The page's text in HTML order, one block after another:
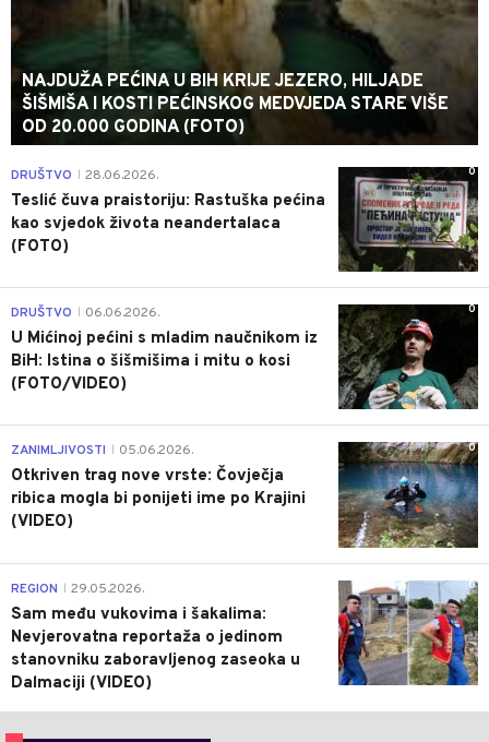
NAJDUŽA PEĆINA U BIH KRIJE JEZERO, HILJADE
ŠIŠMIŠA I KOSTI PEĆINSKOG MEDVJEDA STARE VIŠE
OD 20.000 GODINA (FOTO)
0
DRUŠTVO 28.06.2026.
Teslić čuva praistoriju: Rastuška pećina
kao svjedok života neandertalaca
(FOTO)
0
DRUŠTVO 06.06.2026.
U Mićinoj pećini s mladim naučnikom iz
BiH: Istina o šišmišima i mitu o kosi
(FOTO/VIDEO)
0
ZANIMLJIVOSTI 05.06.2026.
Otkriven trag nove vrste: Čovječja
ribica mogla bi ponijeti ime po Krajini
(VIDEO)
0
REGION 29.05.2026.
Sam među vukovima i šakalima:
Nevjerovatna reportaža o jedinom
stanovniku zaboravljenog zaseoka u
Dalmaciji (VIDEO)